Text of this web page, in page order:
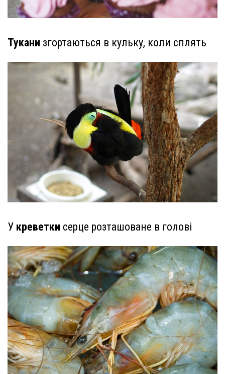
Тукани згортаються в кульку, коли сплять
У креветки серце розташоване в голові